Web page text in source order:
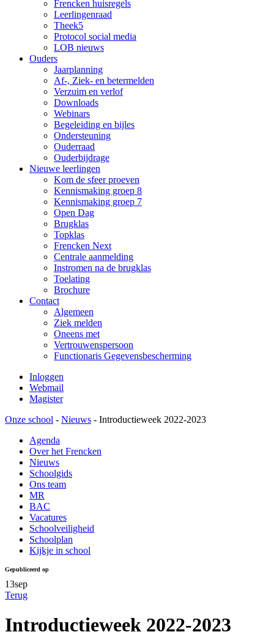
Frencken huisregels
Leerlingenraad
Theek5
Protocol social media
LOB nieuws
Ouders
Jaarplanning
Af-, Ziek- en betermelden
Verzuim en verlof
Downloads
Webinars
Begeleiding en bijles
Ondersteuning
Ouderraad
Ouderbijdrage
Nieuwe leerlingen
Kom de sfeer proeven
Kennismaking groep 8
Kennismaking groep 7
Open Dag
Brugklas
Topklas
Frencken Next
Centrale aanmelding
Instromen na de brugklas
Toelating
Brochure
Contact
Algemeen
Ziek melden
Oneens met
Vertrouwenspersoon
Functionaris Gegevensbescherming
Inloggen
Webmail
Magister
Onze school - Nieuws - Introductieweek 2022-2023
Agenda
Over het Frencken
Nieuws
Schoolgids
Ons team
MR
BAC
Vacatures
Schoolveiligheid
Schoolplan
Kijkje in school
Gepubliceerd op
13sep
Terug
Introductieweek 2022-2023